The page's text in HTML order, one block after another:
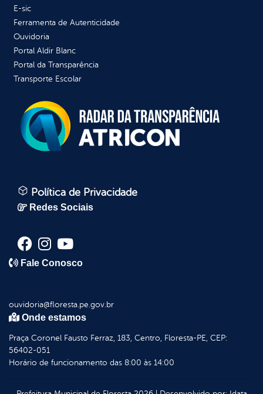
E-sic
Ferramenta de Autenticidade
Ouvidoria
Portal Aldir Blanc
Portal da Transparência
Transporte Escolar
Política de Privacidade
Redes Sociais
Fale Conosco
ouvidoria@floresta.pe.gov.br
Onde estamos
Praça Coronel Fausto Ferraz, 183, Centro, Floresta-PE, CEP:
56402-051
Horário de funcionamento das 8:00 às 14:00